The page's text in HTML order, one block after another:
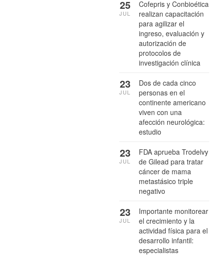
Cofepris y Conbioética
realizan capacitación
para agilizar el
ingreso, evaluación y
autorización de
protocolos de
investigación clínica
25
JUL
Dos de cada cinco
personas en el
continente americano
viven con una
afección neurológica:
estudio
23
JUL
FDA aprueba Trodelvy
de Gilead para tratar
cáncer de mama
metastásico triple
negativo
23
JUL
Importante monitorear
el crecimiento y la
actividad física para el
desarrollo infantil:
especialistas
23
JUL